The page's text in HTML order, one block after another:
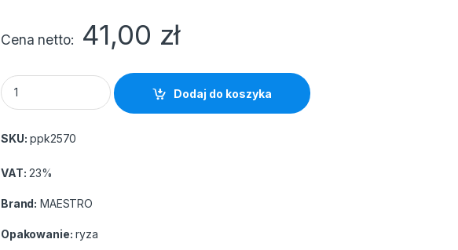
Cena netto 41,00 zł
Papier xero A4 MAESTRO Color 80g szary quantity
Dodaj do koszyka
SKU: ppk2570
VAT: 23%
Brand: MAESTRO
Opakowanie: ryza